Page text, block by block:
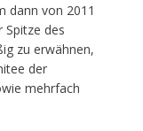
dann von 2011
Spitze des
zu erwähnen,
der
mehrfach